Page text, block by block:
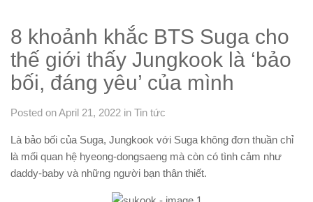
8 khoảnh khắc BTS Suga cho
thế giới thấy Jungkook là ‘bảo
bối, đáng yêu’ của mình
Posted on April 21, 2022 in Tin tức
Là bảo bối của Suga, Jungkook với Suga không đơn thuần chỉ
là mối quan hệ hyeong-dongsaeng mà còn có tình cảm như
daddy-baby và những người bạn thân thiết.